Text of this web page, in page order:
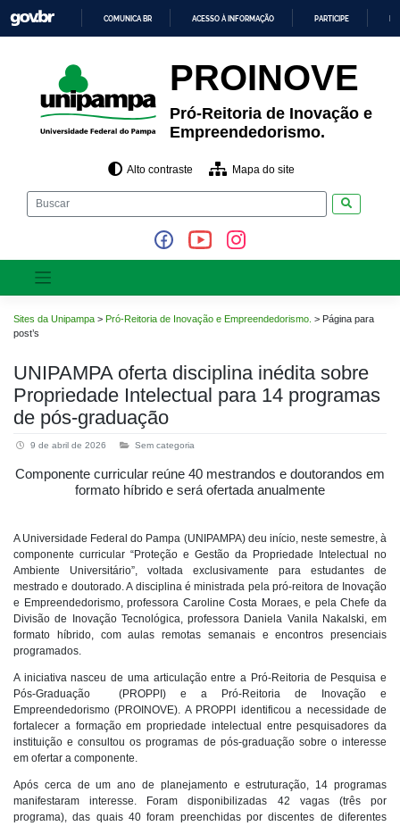
para
o
CONTEÚDO
COMUNICA BR ACESSO À INFORMAÇÃO PARTICIPE
PROINOVE
Pró-Reitoria de Inovação e
Empreendedorismo.
Alto contraste Mapa do site
Sites da Unipampa > Pró-Reitoria de Inovação e Empreendedorismo. > Página para
post’s
Página
para
post’s
UNIPAMPA oferta disciplina inédita sobre
Propriedade Intelectual para 14 programas
de pós-graduação
9 de abril de 2026 Sem categoria
Componente curricular reúne 40 mestrandos e doutorandos em
formato híbrido e será ofertada anualmente
A Universidade Federal do Pampa (UNIPAMPA) deu início, neste semestre, à
componente curricular “Proteção e Gestão da Propriedade Intelectual no
Ambiente Universitário”, voltada exclusivamente para estudantes de
mestrado e doutorado. A disciplina é ministrada pela pró-reitora de Inovação
e Empreendedorismo, professora Caroline Costa Moraes, e pela Chefe da
Divisão de Inovação Tecnológica, professora Daniela Vanila Nakalski, em
formato híbrido, com aulas remotas semanais e encontros presenciais
programados.
A iniciativa nasceu de uma articulação entre a Pró-Reitoria de Pesquisa e
Pós-Graduação (PROPPI) e a Pró-Reitoria de Inovação e
Empreendedorismo (PROINOVE). A PROPPI identificou a necessidade de
fortalecer a formação em propriedade intelectual entre pesquisadores da
instituição e consultou os programas de pós-graduação sobre o interesse
em ofertar a componente.
Após cerca de um ano de planejamento e estruturação, 14 programas
manifestaram interesse. Foram disponibilizadas 42 vagas (três por
programa), das quais 40 foram preenchidas por discentes de diferentes